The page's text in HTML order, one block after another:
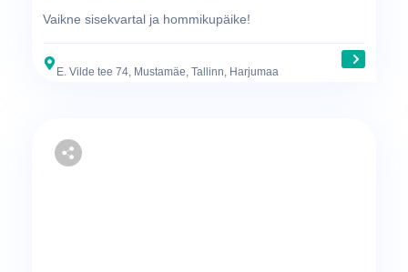
Vaikne sisekvartal ja hommikupäike!
E. Vilde tee 74, Mustamäe, Tallinn, Harjumaa